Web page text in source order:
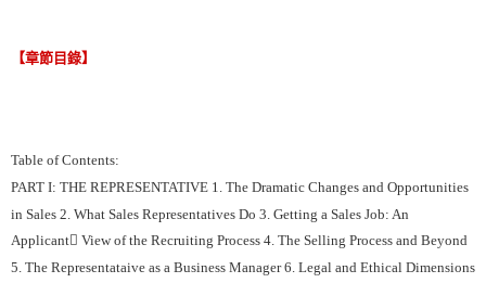
【章節目錄】
Table of Contents:
PART I: THE REPRESENTATIVE 1. The Dramatic Changes and Opportunities
in Sales 2. What Sales Representatives Do 3. Getting a Sales Job: An
Applicant View of the Recruiting Process 4. The Selling Process and Beyond
5. The Representataive as a Business Manager 6. Legal and Ethical Dimensions